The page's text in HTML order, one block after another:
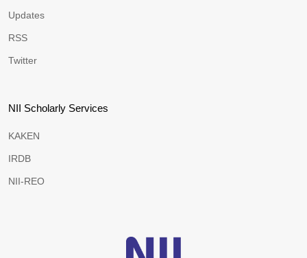
Updates
RSS
Twitter
NII Scholarly Services
KAKEN
IRDB
NII-REO